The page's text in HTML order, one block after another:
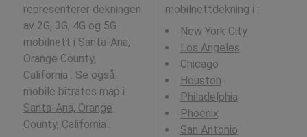
representerer dekningen
av 2G, 3G, 4G og 5G
mobilnett i Santa-Ana,
Orange County,
California . Se også:
mobile bitrates map i
Santa-Ana, Orange
County, California .
mobilnettdekning i :
New York City
Los Angeles
Chicago
Houston
Philadelphia
Phoenix
San Antonio